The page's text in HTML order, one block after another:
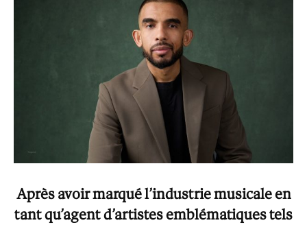
Après avoir marqué l’industrie musicale en
tant qu’agent d’artistes emblématiques tels